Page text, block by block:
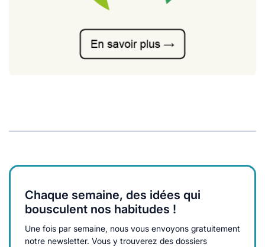
Chaque semaine, des idées qui
bousculent nos habitudes !
Une fois par semaine, nous vous envoyons gratuitement
notre newsletter. Vous y trouverez des dossiers